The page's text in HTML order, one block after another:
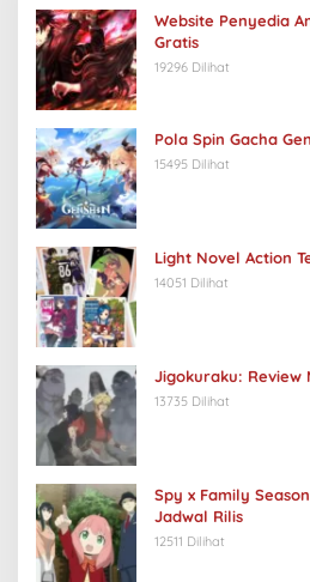
Website Penyedia
Gratis
19296 Dilihat
Pola Spin Gacha
15495 Dilihat
Light Novel Action
14051 Dilihat
Jigokuraku: Review
13735 Dilihat
Spy x Family
Jadwal Rilis
12511 Dilihat